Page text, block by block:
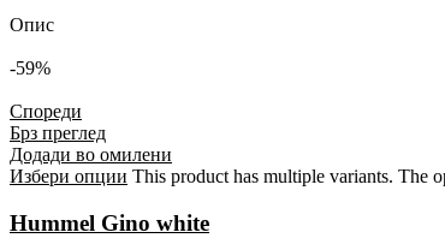
Опис
-59%
Спореди
Брз преглед
Додади во омилени
Избери опции This product has multiple variants. The
Hummel Gino white